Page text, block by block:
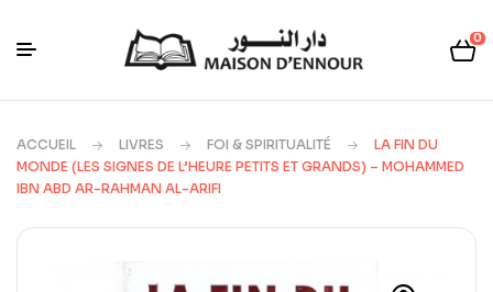
0
ACCUEIL LIVRES FOI & SPIRITUALITÉ
LA FIN DU
MONDE (LES SIGNES DE L’HEURE PETITS ET GRANDS) – MOHAMMED
IBN ABD AR-RAHMAN AL-ARIFI